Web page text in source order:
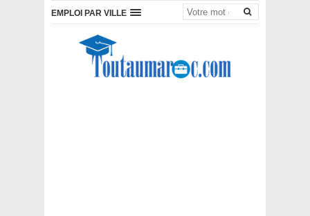
EMPLOI PAR VILLE